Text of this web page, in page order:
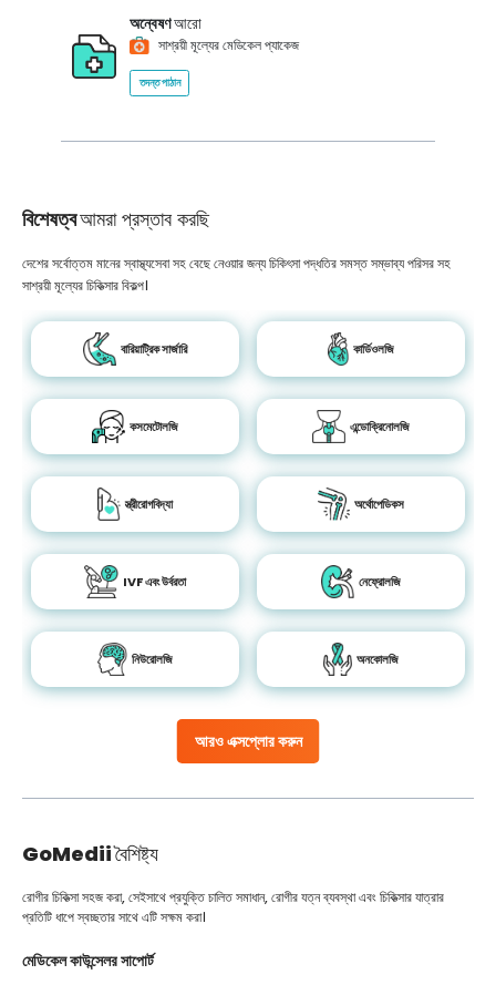
অন্বেষণআরো
সাশ্রয়ী মূল্যের মেডিকেল প্যাকেজ
তদন্ত পাঠান
বিশেষত্বআমরা প্রস্তাব করছি
আরও এক্সপ্লোর করুন
দেশের সর্বোত্তম মানের স্বাস্থ্যসেবা সহ বেছে নেওয়ার জন্য চিকিৎসা পদ্ধতির সমস্ত সম্ভাব্য পরিসর সহ
সাশ্রয়ী মূল্যের চিকিত্সার বিকল্প।
বারিয়াট্রিক সার্জারি কার্ডিওলজি
কসমেটোলজি এন্ডোক্রিনোলজি
স্ত্রীরোগবিদ্যা অর্থোপেডিকস
IVF এবং উর্বরতা নেফ্রোলজি
নিউরোলজি অনকোলজি
GoMediiবৈশিষ্ট্য
রোগীর চিকিত্সা সহজ করা, সেইসাথে প্রযুক্তি চালিত সমাধান, রোগীর যত্ন ব্যবস্থা এবং চিকিত্সার যাত্রার
প্রতিটি ধাপে স্বচ্ছতার সাথে এটি সক্ষম করা।
মেডিকেল কাউন্সেলর সাপোর্ট